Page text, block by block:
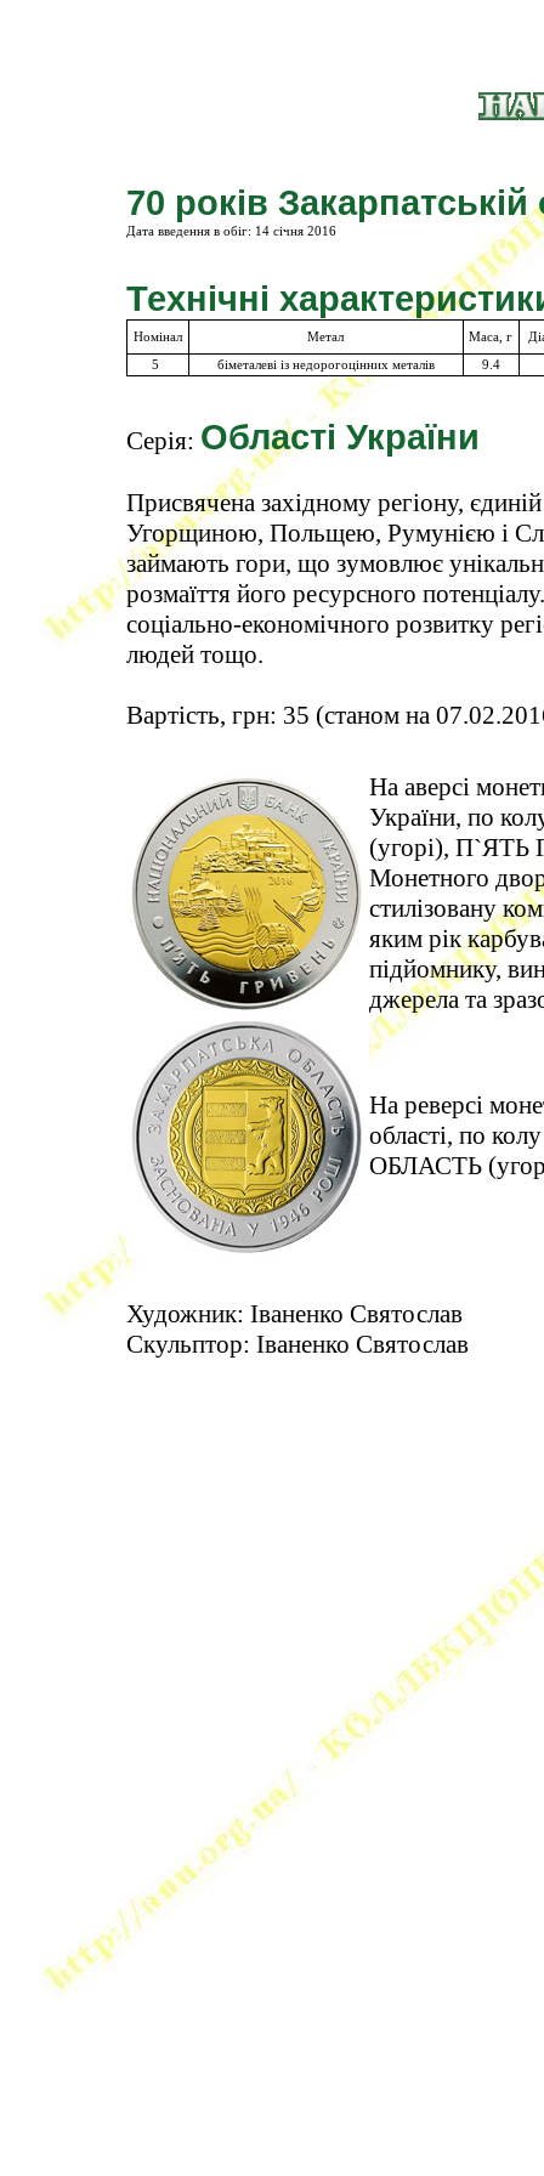
70 років Закарпатській
Дата введення в обіг: 14 сiчня 2016
Технічні
Номінал Метал Маса, г
5
біметалеві із недорогоцінних металів 9.4
Серія: Області України
Присвячена західному регіону,
Угорщиною, Польщею, Румунією і
займають гори, що зумовлює
розмаїття його ресурсного
соціально-економічного розвитку
людей тощо.
Вартість, грн: 35 (станом на
На аверсі
України, по
(угорі), П`ЯТЬ
Монетного
стилізовану
яким рік
підйомнику,
джерела та
На реверсі
області, по
ОБЛАСТЬ
Художник: Іваненко Святослав
Скульптор: Іваненко Святослав